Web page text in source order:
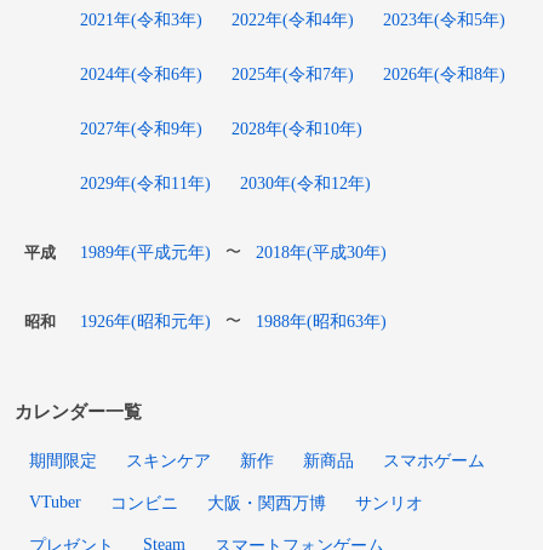
2021年(令和3年) 2022年(令和4年) 2023年(令和5年)
2024年(令和6年) 2025年(令和7年) 2026年(令和8年)
2027年(令和9年) 2028年(令和10年)
2029年(令和11年) 2030年(令和12年)
平成 1989年(平成元年) 〜 2018年(平成30年)
昭和 1926年(昭和元年) 〜 1988年(昭和63年)
カレンダー一覧
期間限定 スキンケア 新作 新商品 スマホゲーム
VTuber コンビニ 大阪・関西万博 サンリオ
プレゼント Steam スマートフォンゲーム